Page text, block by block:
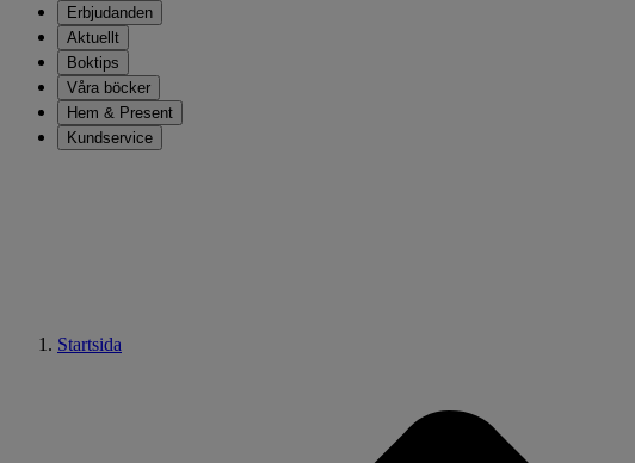
Erbjudanden
Aktuellt
Boktips
Våra böcker
Hem & Present
Kundservice
Startsida